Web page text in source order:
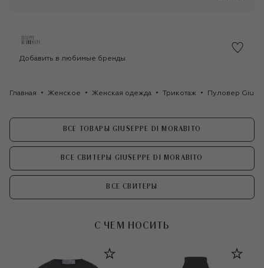
Добавить в любимые бренды
Главная Женское Женская одежда Трикотаж Пуловер
ВСЕ ТОВАРЫ GIUSEPPE DI MORABITO
ВСЕ СВИТЕРЫ GIUSEPPE DI MORABITO
ВСЕ СВИТЕРЫ
С ЧЕМ НОСИТЬ